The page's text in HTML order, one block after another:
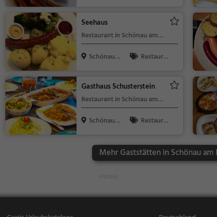
Mittagessen,
Seehaus
Restaurant in Schönau am
Königssee
Schönau a
Restaura
en, Bayerisc
h, Regionalk
h
Gasthaus Schusterstein
Restaurant in Schönau am
Königssee
Schönau a
Restaura
en, Mittagess
en
Mehr Gaststätten in Schönau